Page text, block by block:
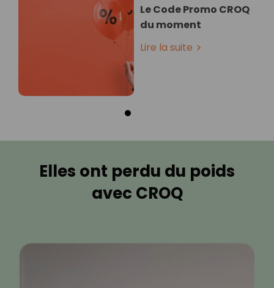
Le Code Promo CROQ
du moment
Lire la suite
Elles ont perdu du poids
avec CROQ